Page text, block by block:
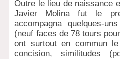
Outre le lieu de naissance
Javier Molina fut le
accompagna quelques-
(neuf faces de 78 tours
ont surtout en commun
concision, similitudes